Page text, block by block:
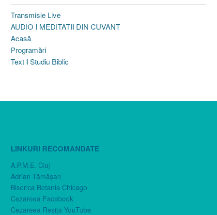
Transmisie Live
AUDIO I MEDITATII DIN CUVANT
Acasă
Programări
Text I Studiu Biblic
LINKURI RECOMANDATE
A.P.M.E. Cluj
Adrian Tămăşan
Biserica Betania Chicago
Cezareea Facebook
Cezareea Reşiţa YouTube